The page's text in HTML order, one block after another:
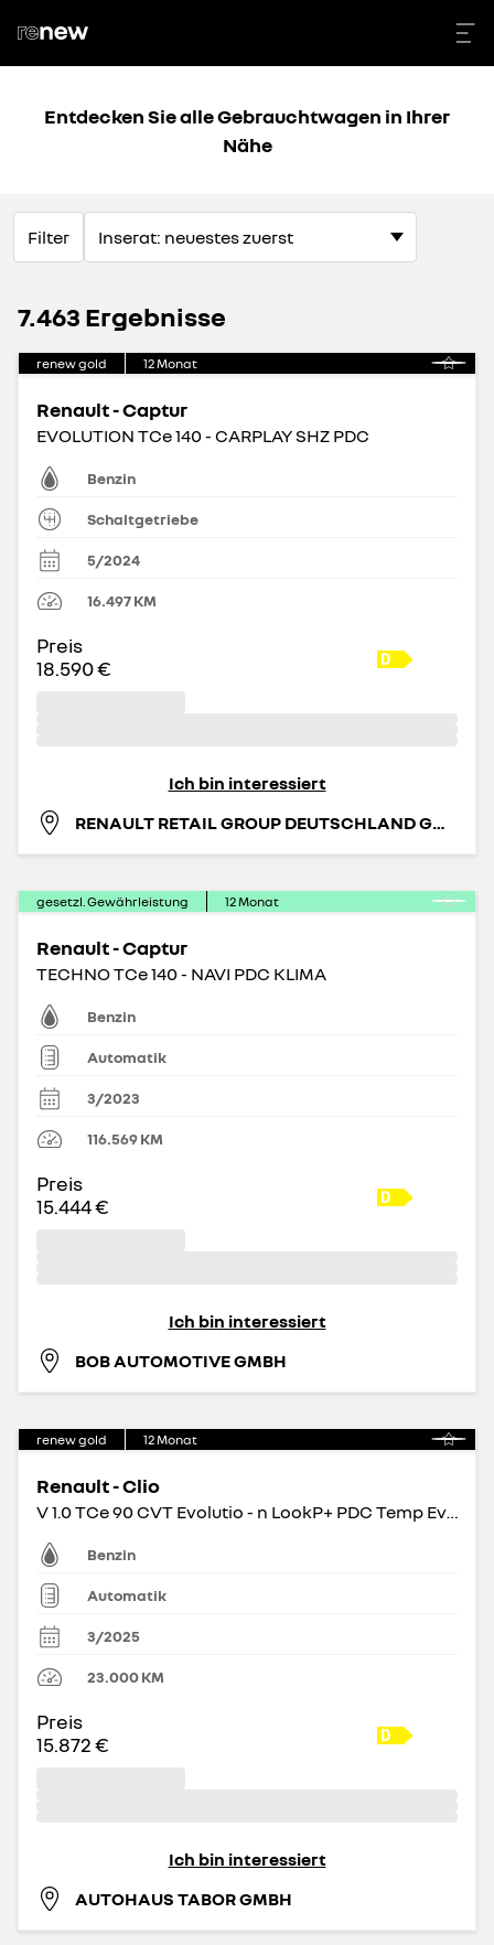
Entdecken Sie alle Gebrauchtwagen in Ihrer
Nähe
Filter
7.463 Ergebnisse
renew gold 12Monat
Renault - Captur
EVOLUTION TCe 140 - CARPLAY SHZ PDC
Benzin
Schaltgetriebe
5/2024
16.497KM
Preis
18.590 €
Ich bin interessiert
RENAULT RETAIL GROUP DEUTSCHLAND GMBH
gesetzl. Gewährleistung 12Monat
Renault - Captur
TECHNO TCe 140 - NAVI PDC KLIMA
Benzin
Automatik
3/2023
116.569KM
Preis
15.444 €
Ich bin interessiert
BOB AUTOMOTIVE GMBH
renew gold 12Monat
Renault - Clio
V 1.0 TCe 90 CVT Evolutio - n LookP+ PDC Temp Evolution
Benzin
Automatik
3/2025
23.000KM
Preis
15.872 €
Ich bin interessiert
AUTOHAUS TABOR GMBH